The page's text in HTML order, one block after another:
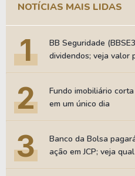
NOTÍCIAS MAIS LIDAS
1
BB Seguridade
dividendos; veja valor
2
Fundo imobiliário
em um único dia
3
Banco da Bolsa
ação em JCP; veja qual